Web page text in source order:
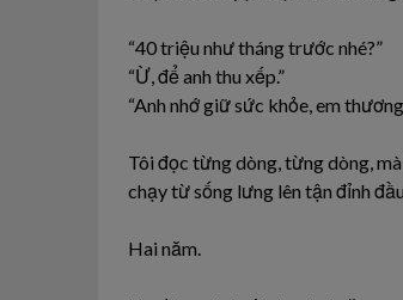
“40 triệu như tháng trước nhé?”
“Ừ, để anh thu xếp.”
“Anh nhớ giữ sức khỏe, em
Tôi đọc từng dòng, từng dòng,
chạy từ sống lưng lên tận đỉnh
Hai năm.